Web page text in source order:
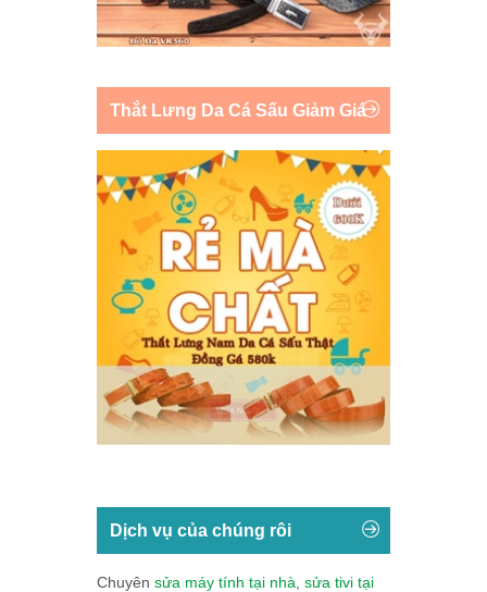
Thắt Lưng Da Cá Sấu Giảm Giá
Dịch vụ của chúng rôi
Chuyên sửa máy tính tại nhà sửa tivi tại